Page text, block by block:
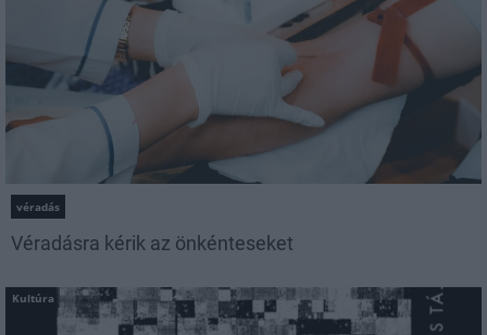
véradás
Véradásra kérik az önkénteseket
Kultúra